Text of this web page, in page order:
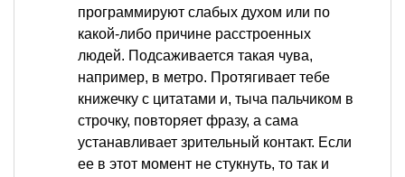
программируют слабых духом или по
какой-либо причине расстроенных
людей. Подсаживается такая чува,
например, в метро. Протягивает тебе
книжечку с цитатами и, тыча пальчиком в
строчку, повторяет фразу, а сама
устанавливает зрительный контакт. Если
ее в этот момент не стукнуть, то так и